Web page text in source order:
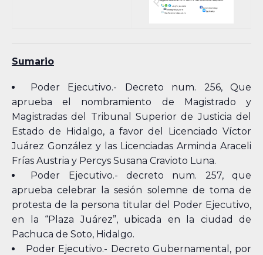
Sumario
Poder Ejecutivo.- Decreto num. 256, Que
aprueba el nombramiento de Magistrado y
Magistradas del Tribunal Superior de Justicia del
Estado de Hidalgo, a favor del Licenciado Víctor
Juárez González y las Licenciadas Arminda Araceli
Frías Austria y Percys Susana Cravioto Luna.
Poder Ejecutivo.- decreto num. 257, que
aprueba celebrar la sesión solemne de toma de
protesta de la persona titular del Poder Ejecutivo,
en la “Plaza Juárez”, ubicada en la ciudad de
Pachuca de Soto, Hidalgo.
Poder Ejecutivo.- Decreto Gubernamental, por